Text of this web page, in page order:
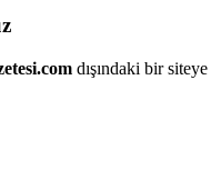
dışındaki bir siteye